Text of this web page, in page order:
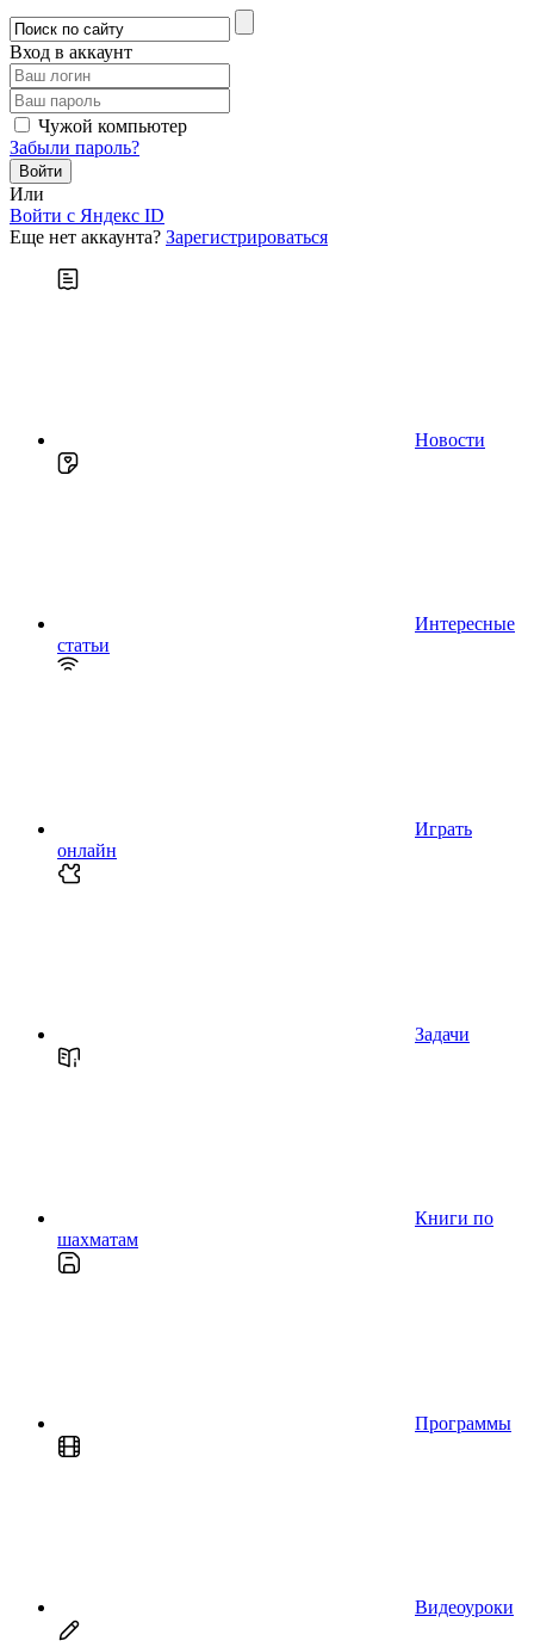
Вход в аккаунт
Чужой компьютер
Забыли пароль?
Или
Войти c Яндекс ID
Еще нет аккаунта? Зарегистрироваться
Новости
Интересные
статьи
Играть
онлайн
Задачи
Книги по
шахматам
Программы
Видеоуроки